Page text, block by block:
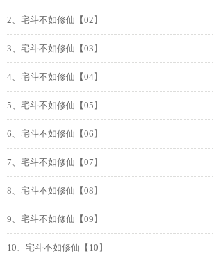
2、宅斗不如修仙【02】
3、宅斗不如修仙【03】
4、宅斗不如修仙【04】
5、宅斗不如修仙【05】
6、宅斗不如修仙【06】
7、宅斗不如修仙【07】
8、宅斗不如修仙【08】
9、宅斗不如修仙【09】
10、宅斗不如修仙【10】